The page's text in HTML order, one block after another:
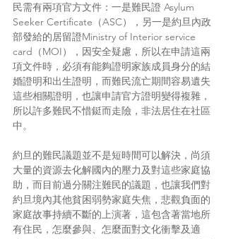
民需有兩項官方文件：一是難民證 Asylum
Seeker Certificate（ASC），另一是約旦內政
部發給的居留證Ministry of Interior service
card（MOI），因安全疑慮，所以在申請這兩
項文件時，必須有能夠證明家族成員身分的結
婚證明和出生證明，而難民流亡期間容易遺失
這些相關證明，也讓申請官方證明變得複雜，
所以許多難民不惜鋌而走險，非法居住在社區
中。
約旦的難民議題並不是短時間可以解決，尚須
大量的資源去化解國內的壓力及對這些家庭協
助，而目前過分關注難民的議題，也讓我們對
約旦境內其他貧困弱勢家庭失焦，悲觀負面的
家庭故事持續不斷的上演著，這包含著當地所
有住民，怎麼參與、怎麼面對文化衝擊及適